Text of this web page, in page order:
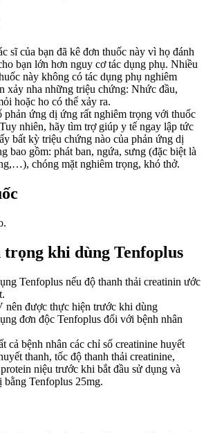
sĩ của bạn đã kê đơn thuốc này vì họ đánh
bạn lớn hơn nguy cơ tác dụng phụ. Nhiều
này không có tác dụng phụ nghiêm
xảy nha những triệu chứng: Nhức đầu,
hoặc ho có thể xảy ra.
phản ứng dị ứng rất nghiêm trọng với thuốc
nhiên, hãy tìm trợ giúp y tế ngay lập tức
bất kỳ triệu chứng nào của phản ứng dị
bao gồm: phát ban, ngứa, sưng (đặc biệt là
chóng mặt nghiêm trọng, khó thở.
khi dùng Tenfoplus
Tenfoplus nếu độ thanh thải creatinin ước
nên được thực hiện trước khi dùng
đơn độc Tenfoplus đối với bệnh nhân
cả bệnh nhân các chỉ số creatinine huyết
thanh, tốc độ thanh thải creatinine,
niệu trước khi bắt đầu sử dụng và
Tenfoplus 25mg.